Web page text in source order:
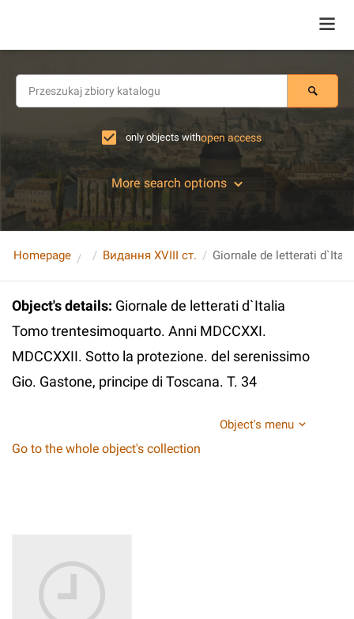
only objects withopen access
More search options
Homepage Видання XVIII ст.
Object's details: Giornale de letterati d`Italia
Tomo trentesimoquarto. Anni MDCCXXI.
MDCCXXII. Sotto la protezione. del serenissimo
Gio. Gastone, principe di Toscana. T. 34
Object's menu
Go to the whole object's collection